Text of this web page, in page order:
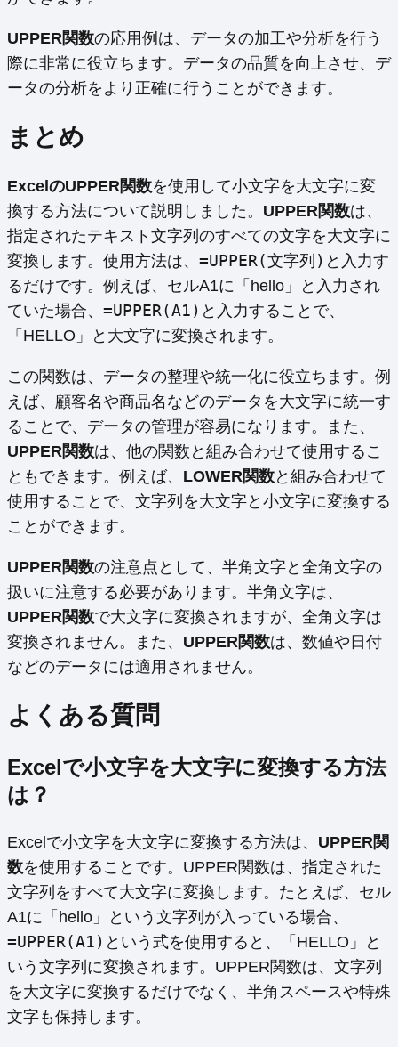
UPPER関数の応用例は、データの加工や分析を行う
際に非常に役立ちます。データの品質を向上させ、デ
ータの分析をより正確に行うことができます。
まとめ
ExcelのUPPER関数を使用して小文字を大文字に変
換する方法について説明しました。 UPPER関数は、
指定されたテキスト文字列のすべての文字を大文字に
変換します。使用方法は、 =UPPER(文字列) と入力す
るだけです。例えば、セルA1に「hello」と入力され
ていた場合、 =UPPER(A1) と入力することで、
「HELLO」と大文字に変換されます。
この関数は、データの整理や統一化に役立ちます。例
えば、顧客名や商品名などのデータを大文字に統一す
ることで、データの管理が容易になります。また、
UPPER関数は、他の関数と組み合わせて使用するこ
ともできます。例えば、 LOWER関数と組み合わせて
使用することで、文字列を大文字と小文字に変換する
ことができます。
UPPER関数の注意点として、半角文字と全角文字の
扱いに注意する必要があります。半角文字は、
UPPER関数で大文字に変換されますが、全角文字は
変換されません。また、 UPPER関数は、数値や日付
などのデータには適用されません。
よくある質問
Excelで小文字を大文字に変換する方法
は？
Excelで小文字を大文字に変換する方法は、 UPPER関
数を使用することです。UPPER関数は、指定された
文字列をすべて大文字に変換します。たとえば、セル
A1に「hello」という文字列が入っている場合、
=UPPER(A1) という式を使用すると、「HELLO」と
いう文字列に変換されます。UPPER関数は、文字列
を大文字に変換するだけでなく、半角スペースや特殊
文字も保持します。